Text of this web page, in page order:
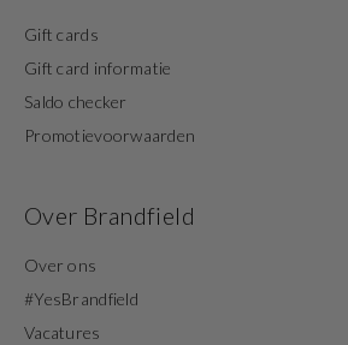
Gift cards
Gift card informatie
Saldo checker
Promotievoorwaarden
Over Brandfield
Over ons
#YesBrandfield
Vacatures